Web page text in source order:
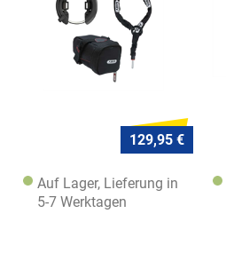
129,95 €
Auf Lager, Lieferung in
5-7 Werktagen